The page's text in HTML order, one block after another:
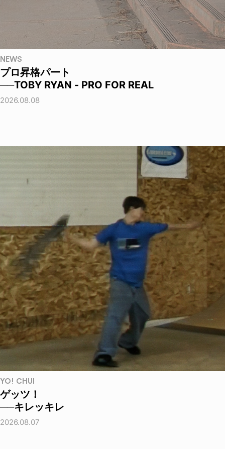
NEWS
プロ昇格パート
──TOBY RYAN - PRO FOR REAL
2026.08.08
YO! CHUI
ゲッツ！
──キレッキレ
2026.08.07